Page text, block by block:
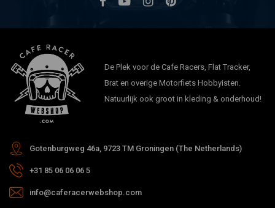
De Plek voor de Cafe Racers, Flat Tracker,
Brat en overige Motorfiets Hobbyisten.
Natuurlijk ook groot in kleding & onderhoud!
Gotenburgweg 46a, 9723 TM Groningen (The Netherlands)
+31 85 06 06 06 5
info@caferacerwebshop.com